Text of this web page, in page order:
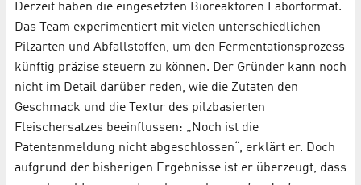
Derzeit haben die eingesetzten Bioreaktoren Laborformat.
Das Team experimentiert mit vielen unterschiedlichen
Pilzarten und Abfallstoffen, um den Fermentationsprozess
künftig präzise steuern zu können. Der Gründer kann noch
nicht im Detail darüber reden, wie die Zutaten den
Geschmack und die Textur des pilzbasierten
Fleischersatzes beeinflussen: „Noch ist die
Patentanmeldung nicht abgeschlossen“, erklärt er. Doch
aufgrund der bisherigen Ergebnisse ist er überzeugt, dass